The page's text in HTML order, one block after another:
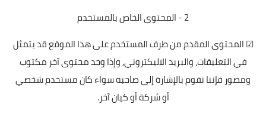
2 - المحتوى الخاص بالمستخدم
☑ المحتوى المقدم من طرف المستخدم على هذا الموقع قد يتمثل
في التعليقات، والبريد الاليكتروني, وإذا وجد محتوى آخر مكتوب
ومصور فإننا نقوم بالإشارة إلى صاحبه سواء كان مستخدم شخصي
أو شركة أو كيان آخر.